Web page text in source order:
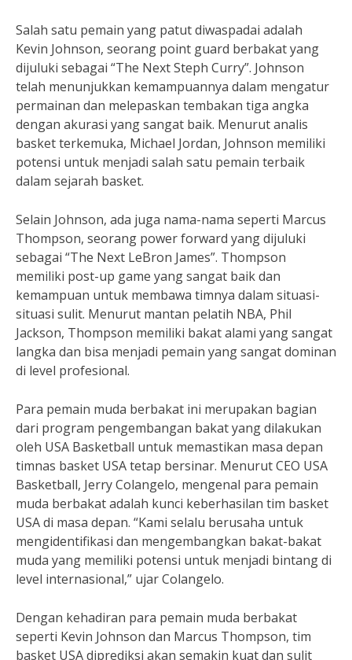
Salah satu pemain yang patut diwaspadai adalah
Kevin Johnson, seorang point guard berbakat yang
dijuluki sebagai “The Next Steph Curry”. Johnson
telah menunjukkan kemampuannya dalam mengatur
permainan dan melepaskan tembakan tiga angka
dengan akurasi yang sangat baik. Menurut analis
basket terkemuka, Michael Jordan, Johnson memiliki
potensi untuk menjadi salah satu pemain terbaik
dalam sejarah basket.
Selain Johnson, ada juga nama-nama seperti Marcus
Thompson, seorang power forward yang dijuluki
sebagai “The Next LeBron James”. Thompson
memiliki post-up game yang sangat baik dan
kemampuan untuk membawa timnya dalam situasi-
situasi sulit. Menurut mantan pelatih NBA, Phil
Jackson, Thompson memiliki bakat alami yang sangat
langka dan bisa menjadi pemain yang sangat dominan
di level profesional.
Para pemain muda berbakat ini merupakan bagian
dari program pengembangan bakat yang dilakukan
oleh USA Basketball untuk memastikan masa depan
timnas basket USA tetap bersinar. Menurut CEO USA
Basketball, Jerry Colangelo, mengenal para pemain
muda berbakat adalah kunci keberhasilan tim basket
USA di masa depan. “Kami selalu berusaha untuk
mengidentifikasi dan mengembangkan bakat-bakat
muda yang memiliki potensi untuk menjadi bintang di
level internasional,” ujar Colangelo.
Dengan kehadiran para pemain muda berbakat
seperti Kevin Johnson dan Marcus Thompson, tim
basket USA diprediksi akan semakin kuat dan sulit